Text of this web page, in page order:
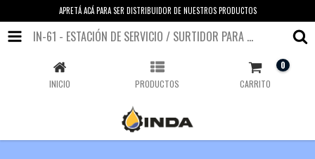
APRETÁ ACÁ PARA SER DISTRIBUIDOR DE NUESTROS PRODUCTOS
IN-61 - ESTACIÓN DE SERVICIO / SURTIDOR PARA DESPACHO DE COMBUSTIBLE DIÉSEL
INICIO PRODUCTOS CARRITO
0